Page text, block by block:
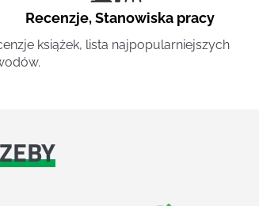
Recenzje,Stanowiska pracy
książek, lista najpopularniejszych